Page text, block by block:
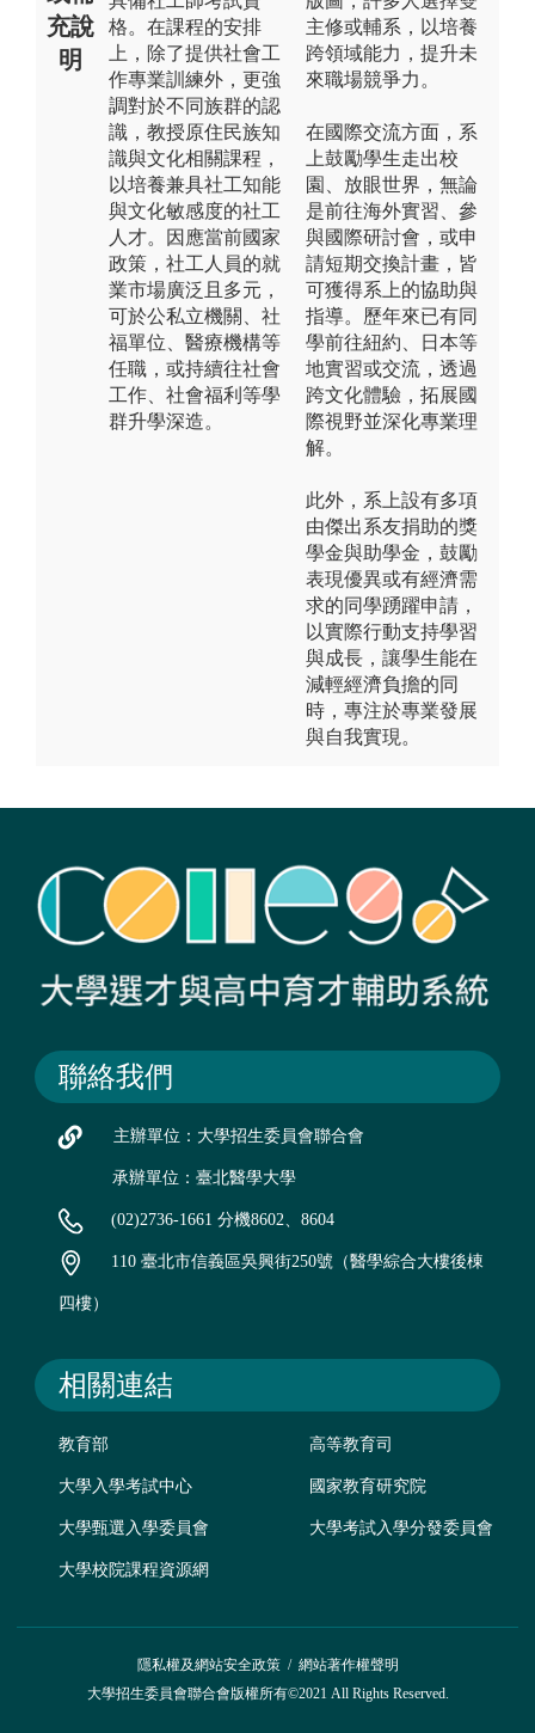
充說
明
格。在課程的安排
上，除了提供社會工
作專業訓練外，更強
調對於不同族群的認
識，教授原住民族知
識與文化相關課程，
以培養兼具社工知能
與文化敏感度的社工
人才。因應當前國家
政策，社工人員的就
業市場廣泛且多元，
可於公私立機關、社
福單位、醫療機構等
任職，或持續往社會
工作、社會福利等學
群升學深造。
主修或輔系，以培養
跨領域能力，提升未
來職場競爭力。
在國際交流方面，系
上鼓勵學生走出校
園、放眼世界，無論
是前往海外實習、參
與國際研討會，或申
請短期交換計畫，皆
可獲得系上的協助與
指導。歷年來已有同
學前往紐約、日本等
地實習或交流，透過
跨文化體驗，拓展國
際視野並深化專業理
解。
此外，系上設有多項
由傑出系友捐助的獎
學金與助學金，鼓勵
表現優異或有經濟需
求的同學踴躍申請，
以實際行動支持學習
與成長，讓學生能在
減輕經濟負擔的同
時，專注於專業發展
與自我實現。
聯絡我們
主辦單位：大學招生委員會聯合會
承辦單位：臺北醫學大學
(02)2736-1661 分機8602、8604
110 臺北市信義區吳興街250號（醫學綜合大樓後棟
四樓）
相關連結
教育部 高等教育司
大學入學考試中心 國家教育研究院
大學甄選入學委員會 大學考試入學分發委員會
大學校院課程資源網
隱私權及網站安全政策/ 網站著作權聲明
大學招生委員會聯合會版權所有©2021 All Rights Reserved.